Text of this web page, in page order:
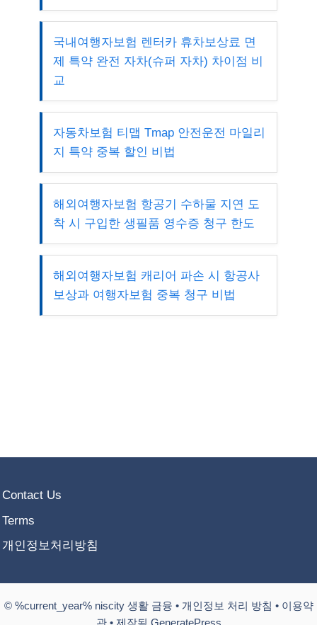
국내여행자보험 렌터카 휴차보상료 면
제 특약 완전 자차(슈퍼 자차) 차이점 비
교
자동차보험 티맵 Tmap 안전운전 마일리
지 특약 중복 할인 비법
해외여행자보험 항공기 수하물 지연 도
착 시 구입한 생필품 영수증 청구 한도
해외여행자보험 캐리어 파손 시 항공사
보상과 여행자보험 중복 청구 비법
Contact Us
Terms
개인정보처리방침
© %current_year% niscity 생활 금융 • 개인정보 처리 방침 • 이용약